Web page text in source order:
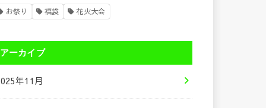
お祭り 福袋 花火大会
アーカイブ
年11月